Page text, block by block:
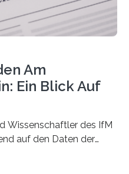
Am
Ein Blick Auf
Wissenschaftler des IfM
auf den Daten der
von